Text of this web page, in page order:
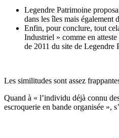
Legendre Patrimoine
dans les îles mais également
Enfin, pour conclure, tout
Industriel » comme en
de 2011 du site de Legendre
Les similitudes sont assez
Quand à « l’individu déjà connu
escroquerie en bande organisée »,